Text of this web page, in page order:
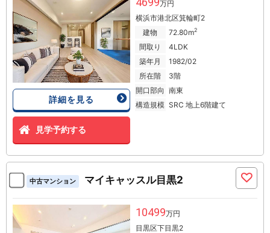
詳細を見る
見学予約する
万円
横浜市港北区箕輪町2
建物
72.80m2
間取り
4LDK
築年月
1982/02
所在階
3階
開口部向 南東
構造規模 SRC 地上6階建て
中古マンション マイキャッスル目黒2
10499万円
目黒区下目黒2